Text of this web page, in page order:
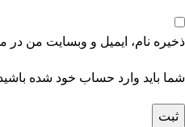
ذخیره نام، ایمیل و وبسایت من در
شما باید وارد حساب خود شده